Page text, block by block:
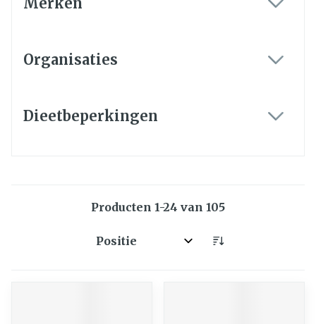
Organisaties
Dieetbeperkingen
Producten 1-24 van 105
Sorteer op: